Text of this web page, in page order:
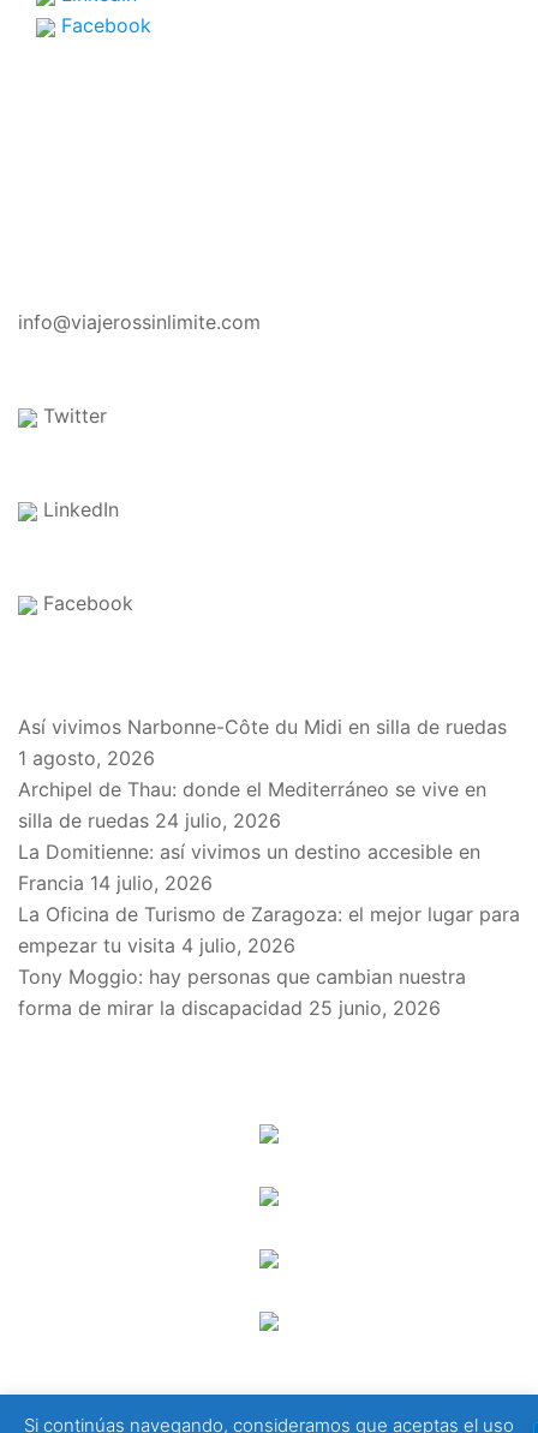
Facebook
info@viajerossinlimite.com
Twitter
LinkedIn
Facebook
Así vivimos Narbonne-Côte du Midi en silla de ruedas
1 agosto, 2026
Archipel de Thau: donde el Mediterráneo se vive en
silla de ruedas 24 julio, 2026
La Domitienne: así vivimos un destino accesible en
Francia 14 julio, 2026
La Oficina de Turismo de Zaragoza: el mejor lugar para
empezar tu visita 4 julio, 2026
Tony Moggio: hay personas que cambian nuestra
forma de mirar la discapacidad 25 junio, 2026
Si continúas navegando, consideramos que aceptas el uso